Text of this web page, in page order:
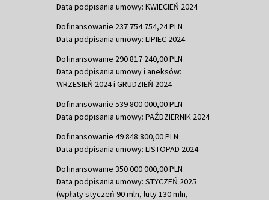
Data podpisania umowy: KWIECIEŃ 2024
Dofinansowanie 237 754 754,24 PLN
Data podpisania umowy: LIPIEC 2024
Dofinansowanie 290 817 240,00 PLN
Data podpisania umowy i aneksów:
WRZESIEŃ 2024 i GRUDZIEŃ 2024
Dofinansowanie 539 800 000,00 PLN
Data podpisania umowy: PAŹDZIERNIK 2024
Dofinansowanie 49 848 800,00 PLN
Data podpisania umowy: LISTOPAD 2024
Dofinansowanie 350 000 000,00 PLN
Data podpisania umowy: STYCZEŃ 2025
(wpłaty styczeń 90 mln, luty 130 mln,